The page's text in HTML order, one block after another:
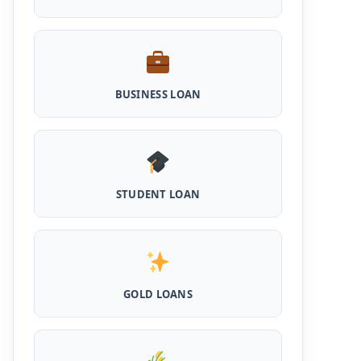
Shilpi Samridhi Loan Scheme: इस सरकारी
योजना से गरीबों को मिलता है 50 हजार से 5 लाख तक का
लोन, लगता है कम ब्याज और 50% सब्सिडी
Cattle and Murrah Development Yojana:
खरीदने के लिए मिलेंगे 40000
महिलाओं को बिना गारंटी और बिना ब्याज के मिलेगा ₹3 लाख
तक का लोन, 50% राशि वापिस करनी होती है जमा
Pashu Shed Loan Scheme: पशु शेड बनवाने के
लिए ऐसे ले सकते है 5 लाख तक का सरकारी लोन, मिलेगी
लिए बड़ी खुशखबरी, इस स्कीम से बिना गारंटी पाएं 2 लाख
BUSINESS LOAN
STUDENT LOAN
GOLD LOANS